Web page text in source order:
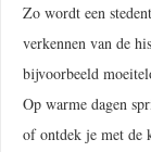
Zo wordt een
verkennen van de
bijvoorbeeld
Op warme dagen
of ontdek je met de